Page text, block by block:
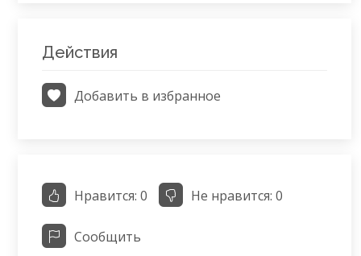
Действия
Добавить в избранное
Нравится: 0 Не нравится: 0
Сообщить